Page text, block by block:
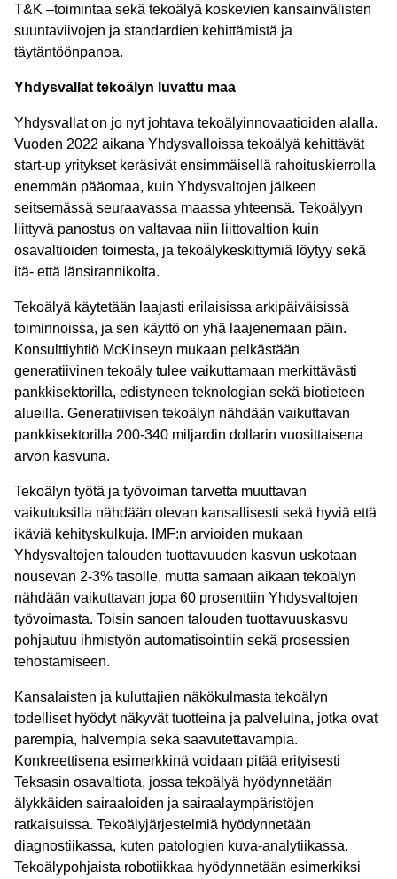
T&K –toimintaa sekä tekoälyä koskevien kansainvälisten
suuntaviivojen ja standardien kehittämistä ja
täytäntöönpanoa.
Yhdysvallat tekoälyn luvattu maa
Yhdysvallat on jo nyt johtava tekoälyinnovaatioiden alalla.
Vuoden 2022 aikana Yhdysvalloissa tekoälyä kehittävät
start-up yritykset keräsivät ensimmäisellä rahoituskierrolla
enemmän pääomaa, kuin Yhdysvaltojen jälkeen
seitsemässä seuraavassa maassa yhteensä. Tekoälyyn
liittyvä panostus on valtavaa niin liittovaltion kuin
osavaltioiden toimesta, ja tekoälykeskittymiä löytyy sekä
itä- että länsirannikolta.
Tekoälyä käytetään laajasti erilaisissa arkipäiväisissä
toiminnoissa, ja sen käyttö on yhä laajenemaan päin.
Konsulttiyhtiö McKinseyn mukaan pelkästään
generatiivinen tekoäly tulee vaikuttamaan merkittävästi
pankkisektorilla, edistyneen teknologian sekä biotieteen
alueilla. Generatiivisen tekoälyn nähdään vaikuttavan
pankkisektorilla 200-340 miljardin dollarin vuosittaisena
arvon kasvuna.
Tekoälyn työtä ja työvoiman tarvetta muuttavan
vaikutuksilla nähdään olevan kansallisesti sekä hyviä että
ikäviä kehityskulkuja. IMF:n arvioiden mukaan
Yhdysvaltojen talouden tuottavuuden kasvun uskotaan
nousevan 2-3% tasolle, mutta samaan aikaan tekoälyn
nähdään vaikuttavan jopa 60 prosenttiin Yhdysvaltojen
työvoimasta. Toisin sanoen talouden tuottavuuskasvu
pohjautuu ihmistyön automatisointiin sekä prosessien
tehostamiseen.
Kansalaisten ja kuluttajien näkökulmasta tekoälyn
todelliset hyödyt näkyvät tuotteina ja palveluina, jotka ovat
parempia, halvempia sekä saavutettavampia.
Konkreettisena esimerkkinä voidaan pitää erityisesti
Teksasin osavaltiota, jossa tekoälyä hyödynnetään
älykkäiden sairaaloiden ja sairaalaympäristöjen
ratkaisuissa. Tekoälyjärjestelmiä hyödynnetään
diagnostiikassa, kuten patologien kuva-analytiikassa.
Tekoälypohjaista robotiikkaa hyödynnetään esimerkiksi